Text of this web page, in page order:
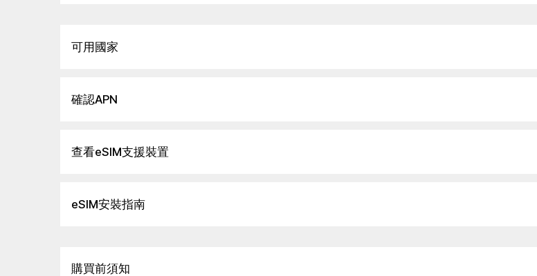
可用國家
確認APN
查看eSIM支援裝置
eSIM安裝指南
購買前須知